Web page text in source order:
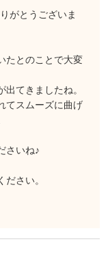
がとうございま
たとのことで大変
てきましたね。
てスムーズに曲げ
さいね♪
さい。